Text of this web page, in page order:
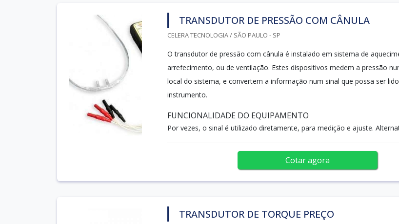
TRANSDUTOR DE PRESSÃO COM CÂNULA
CELERA TECNOLOGIA / SÃO PAULO - SP
O transdutor de pressão com cânula é instalado em sistema de
arrefecimento, ou de ventilação. Estes dispositivos medem a pressão
local do sistema, e convertem a informação num sinal que possa ser
instrumento.
FUNCIONALIDADE DO EQUIPAMENTO
Por vezes, o sinal é utilizado diretamente, para medição e ajuste.
Cotar agora
TRANSDUTOR DE TORQUE PREÇO